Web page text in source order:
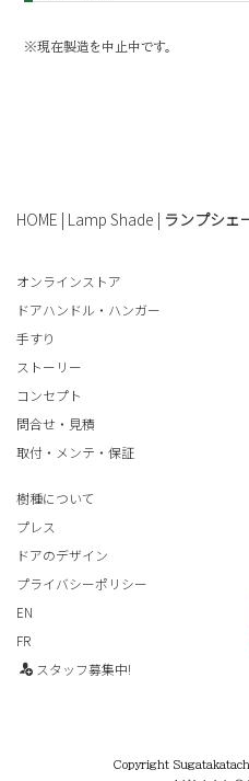
※現在製造を中止中です。
HOME | Lamp Shade | ランプシェ
オンラインストア
ドアハンドル・ハンガー
手すり
ストーリー
コンセプト
問合せ・見積
取付・メンテ・保証
樹種について
プレス
ドアのデザイン
プライバシーポリシー
EN
FR
スタッフ募集中!
Copyright